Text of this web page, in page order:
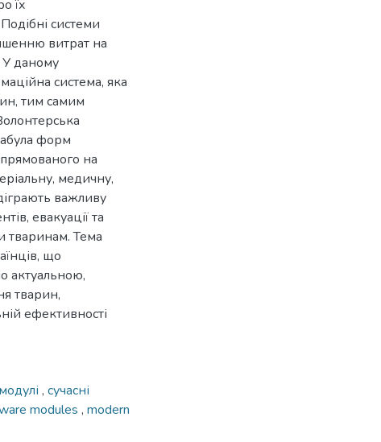
їх
системи
витрат на
У даному
система, яка
тим самим
форм
на
медичну,
важливу
евакуації та
тваринам. Тема
що
актуальною,
тварин,
ефективності
, сучасні
modules , modern